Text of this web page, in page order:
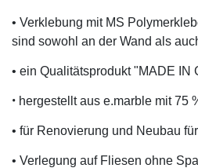
• Verklebung mit MS
sind sowohl an der Wand als
• ein Qualitätsprodukt "MADE IN
• hergestellt aus e.marble mit 75
• für Renovierung und Neubau
• Verlegung auf Fliesen ohne